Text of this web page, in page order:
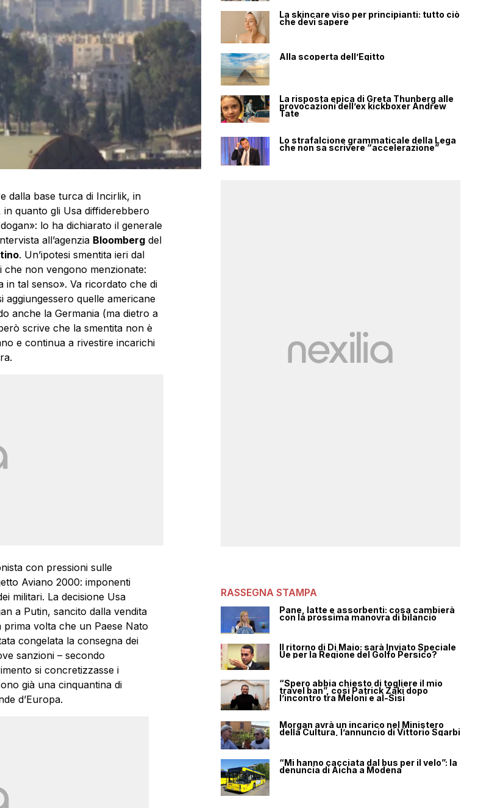
dalla base turca di Incirlik, in
in quanto gli Usa diffiderebbero
lo ha dichiarato il generale
all’agenzia Bloombergdel
. Un’ipotesi smentita ieri dal
non vengono menzionate:
in tal senso». Va ricordato che di
aggiungessero quelle americane
anche la Germania (ma dietro a
scrive che la smentita non è
e continua a rivestire incarichi
con pressioni sulle
Aviano 2000: imponenti
militari. La decisione Usa
a Putin, sancito dalla vendita
volta che un Paese Nato
congelata la consegna dei
sanzioni – secondo
si concretizzasse i
già una cinquantina di
d’Europa.
La skincare viso per principianti: tutto ciò
che devi sapere
Alla scoperta dell’Egitto
La risposta epica di Greta Thunberg alle
provocazioni dell’ex kickboxer Andrew
Tate
Lo strafalcione grammaticale della Lega
che non sa scrivere “accelerazione”
RASSEGNA STAMPA
Pane, latte e assorbenti: cosa cambierà
con la prossima manovra di bilancio
Il ritorno di Di Maio: sarà Inviato Speciale
Ue per la Regione del Golfo Persico?
“Spero abbia chiesto di togliere il mio
travel ban”, così Patrick Zaki dopo
l’incontro tra Meloni e al-Sisi
Morgan avrà un incarico nel Ministero
della Cultura, l’annuncio di Vittorio Sgarbi
“Mi hanno cacciata dal bus per il velo”: la
denuncia di Aicha a Modena